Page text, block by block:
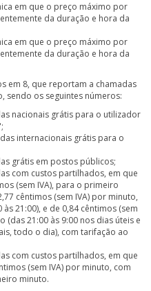
em que o preço máximo por
da duração e hora da
em que o preço máximo por
da duração e hora da
em 8, que reportam a chamadas
sendo os seguintes números:
nacionais grátis para o utilizador
internacionais grátis para o
grátis em postos públicos;
com custos partilhados, em que
(sem IVA), para o primeiro
cêntimos (sem IVA) por minuto,
21:00), e de 0,84 cêntimos (sem
21:00 às 9:00 nos dias úteis e
todo o dia), com tarifação ao
com custos partilhados, em que
(sem IVA) por minuto, com
minuto.